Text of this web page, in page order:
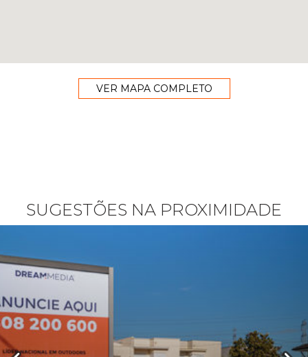
VER MAPA COMPLETO
SUGESTÕES NA PROXIMIDADE